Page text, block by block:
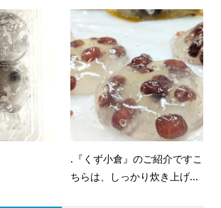
.『くず小倉』のご紹介ですこ
ちらは、しっかり炊き上げ...